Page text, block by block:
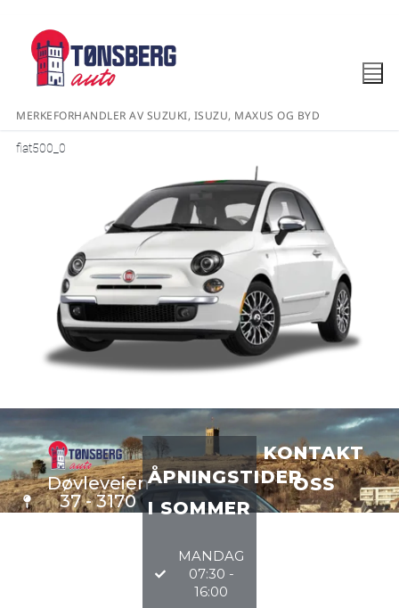
MERKEFORHANDLER AV SUZUKI, ISUZU, MAXUS OG BYD
fiat500_0
Døvleveien
37 - 3170
Sem
ÅPNINGSTIDER
I SOMMER
MANDAG
07:30 -
16:00
KONTAKT
OSS